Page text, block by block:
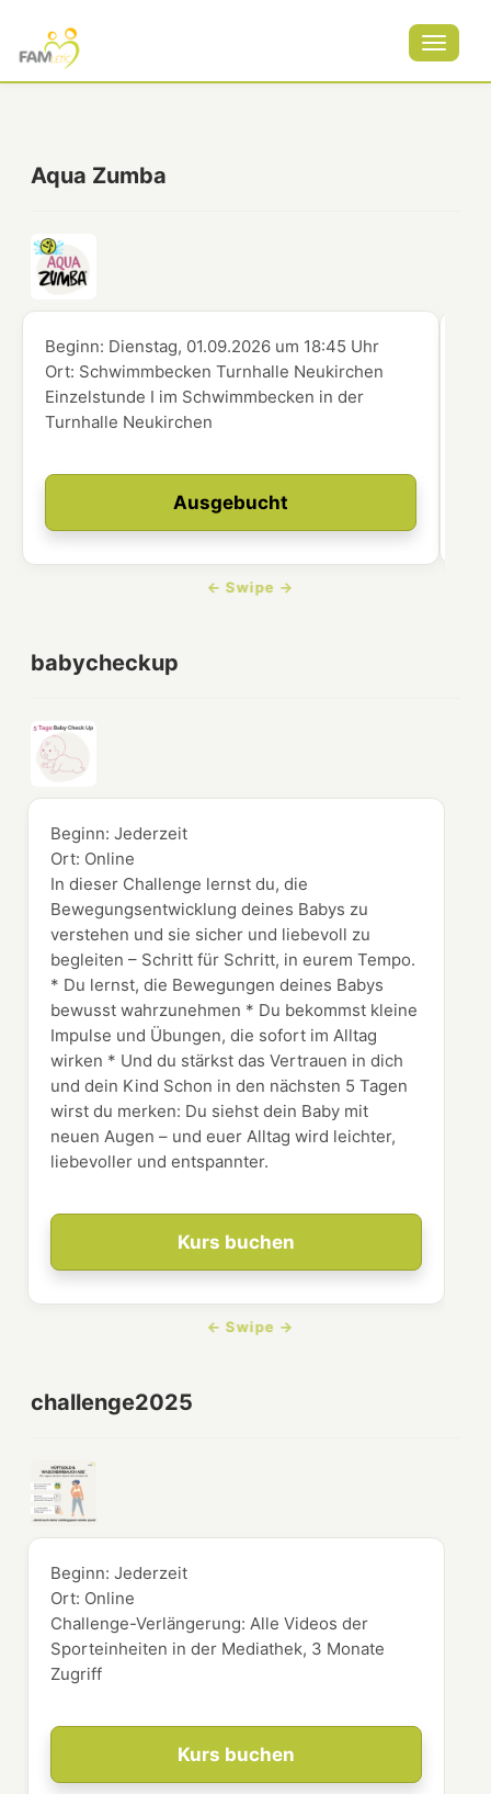
Toggle
Aqua Zumba
Ausgebucht
Beginn: Dienstag, 01.09.2026 um 18:45 Uhr
Ort: Schwimmbecken Turnhalle Neukirchen
Einzelstunde I im Schwimmbecken in der
Turnhalle Neukirchen
babycheckup
Kurs buchen
Beginn:Jederzeit
Ort: Online
In dieser Challenge lernst du, die
Bewegungsentwicklung deines Babys zu
verstehen und sie sicher und liebevoll zu
begleiten – Schritt für Schritt, in eurem Tempo.
* Du lernst, die Bewegungen deines Babys
bewusst wahrzunehmen * Du bekommst kleine
Impulse und Übungen, die sofort im Alltag
wirken * Und du stärkst das Vertrauen in dich
und dein Kind Schon in den nächsten 5 Tagen
wirst du merken: Du siehst dein Baby mit
neuen Augen – und euer Alltag wird leichter,
liebevoller und entspannter.
challenge2025
Kurs buchen
Beginn:Jederzeit
Ort: Online
Challenge-Verlängerung: Alle Videos der
Sporteinheiten in der Mediathek, 3 Monate
Zugriff